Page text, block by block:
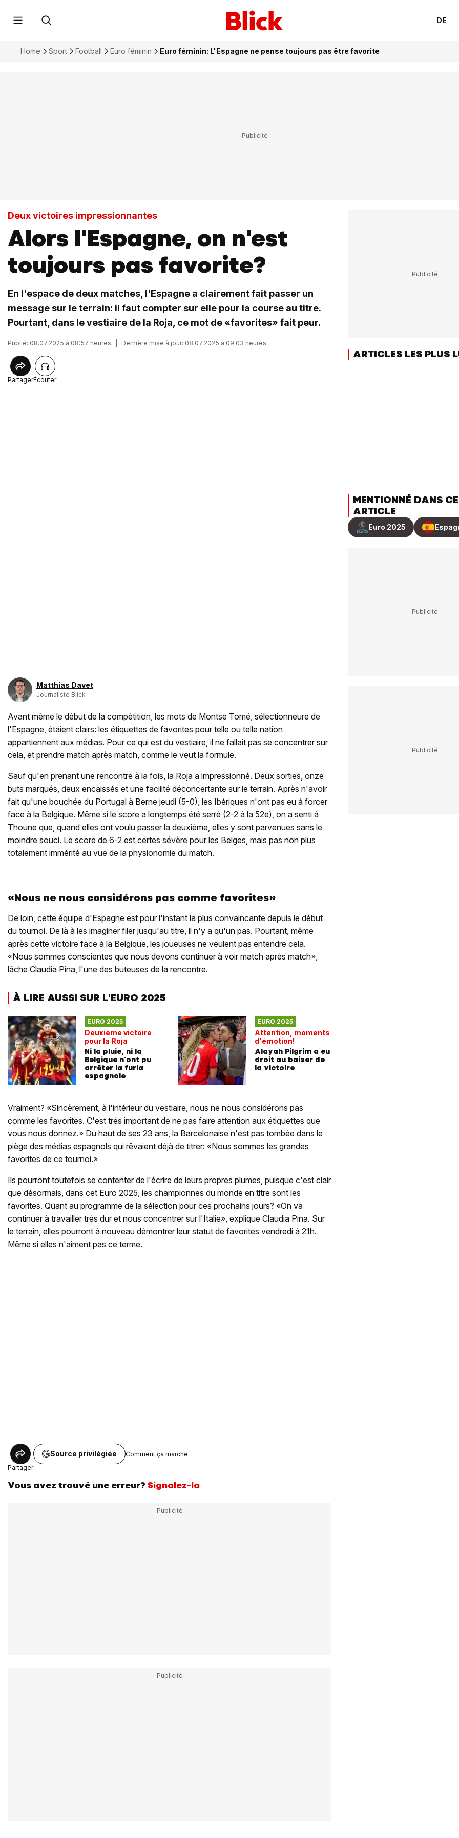
DE
Home Sport Football Euro féminin Euro féminin: L'Espagne ne pense toujours pas être favorite
Deux victoires impressionnantes
Alors l'Espagne, on n'est
toujours pas favorite?
En l'espace de deux matches, l'Espagne a clairement fait passer un
message sur le terrain: il faut compter sur elle pour la course au titre.
Pourtant, dans le vestiaire de la Roja, ce mot de «favorites» fait peur.
Publié: 08.07.2025 à 08:57 heures Dernière mise à jour: 08.07.2025 à 09:03 heures
PartagerÉcouter
Matthias Davet
Journaliste Blick
Avant même le début de la compétition, les mots de Montse Tomé, sélectionneure de
l'Espagne, étaient clairs: les étiquettes de favorites pour telle ou telle nation
appartiennent aux médias. Pour ce qui est du vestiaire, il ne fallait pas se concentrer sur
cela, et prendre match après match, comme le veut la formule.
Sauf qu'en prenant une rencontre à la fois, la Roja a impressionné. Deux sorties, onze
buts marqués, deux encaissés et une facilité déconcertante sur le terrain. Après n'avoir
fait qu'une bouchée du Portugal à Berne jeudi (5-0), les Ibériques n'ont pas eu à forcer
face à la Belgique. Même si le score a longtemps été serré (2-2 à la 52e), on a senti à
Thoune que, quand elles ont voulu passer la deuxième, elles y sont parvenues sans le
moindre souci. Le score de 6-2 est certes sévère pour les Belges, mais pas non plus
totalement immérité au vue de la physionomie du match.
«Nous ne nous considérons pas comme favorites»
De loin, cette équipe d'Espagne est pour l'instant la plus convaincante depuis le début
du tournoi. De là à les imaginer filer jusqu'au titre, il n'y a qu'un pas. Pourtant, même
après cette victoire face à la Belgique, les joueuses ne veulent pas entendre cela.
«Nous sommes conscientes que nous devons continuer à voir match après match»,
lâche Claudia Pina, l'une des buteuses de la rencontre.
À LIRE AUSSI SUR L'EURO 2025
EURO 2025
Deuxième victoire
pour la Roja
Ni la pluie, ni la
Belgique n'ont pu
arrêter la furia
espagnole
EURO 2025
Attention, moments
d'émotion!
Alayah Pilgrim a eu
droit au baiser de
la victoire
Vraiment? «Sincèrement, à l'intérieur du vestiaire, nous ne nous considérons pas
comme les favorites. C'est très important de ne pas faire attention aux étiquettes que
vous nous donnez.» Du haut de ses 23 ans, la Barcelonaise n'est pas tombée dans le
piège des médias espagnols qui rêvaient déjà de titrer: «Nous sommes les grandes
favorites de ce tournoi.»
Ils pourront toutefois se contenter de l'écrire de leurs propres plumes, puisque c'est clair
que désormais, dans cet Euro 2025, les championnes du monde en titre sont les
favorites. Quant au programme de la sélection pour ces prochains jours? «On va
continuer à travailler très dur et nous concentrer sur l'Italie», explique Claudia Pina. Sur
le terrain, elles pourront à nouveau démontrer leur statut de favorites vendredi à 21h.
Même si elles n'aiment pas ce terme.
Partager
Source privilégiée Comment ça marche
Vous avez trouvé une erreur? Signalez-la
ARTICLES LES PLUS
MENTIONNÉ DANS
ARTICLE
Euro 2025